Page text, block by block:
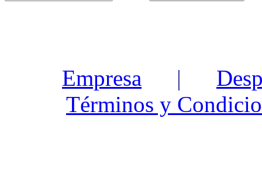
Empresa |
Términos y